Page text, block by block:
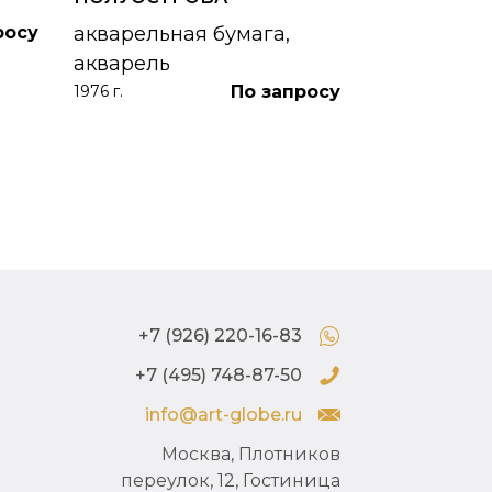
акварельная бумага,
акварель
1976 г. По запросу
+7 (926) 220-16-83
+7 (495) 748-87-50
info@art-globe.ru
Москва, Плотников
переулок, 12, Гостиница